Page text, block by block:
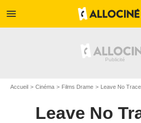
menu
Accueil Cinéma Films Drame Leave No Trace
Leave No